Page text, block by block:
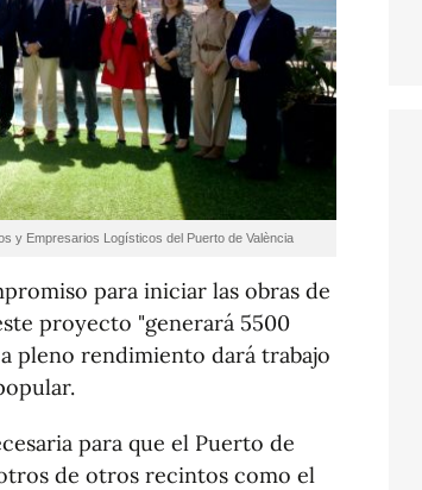
y Empresarios Logísticos del Puerto de València
para iniciar las obras de
proyecto "generará 5500
pleno rendimiento dará trabajo
para que el Puerto de
de otros recintos como el